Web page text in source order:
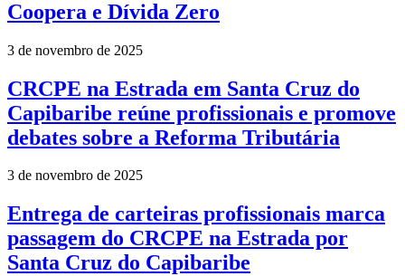
Coopera e Dívida Zero
3 de novembro de 2025
CRCPE na Estrada em Santa Cruz do
Capibaribe reúne profissionais e promove
debates sobre a Reforma Tributária
3 de novembro de 2025
Entrega de carteiras profissionais marca
passagem do CRCPE na Estrada por
Santa Cruz do Capibaribe